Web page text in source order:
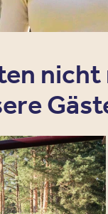
nicht